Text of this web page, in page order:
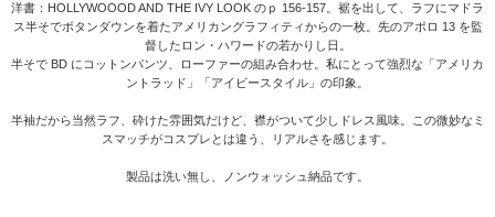
洋書：HOLLYWOOOD AND THE IVY LOOK のｐ 156-157。裾を出して、ラフにマドラ
ス半そでボタンダウンを着たアメリカングラフィティからの一枚。先のアポロ 13 を監
督したロン・ハワードの若かりし日。
半そで BD にコットンパンツ、ローファーの組み合わせ。私にとって強烈な「アメリカ
ントラッド」「アイビースタイル」の印象。
半袖だから当然ラフ、砕けた雰囲気だけど、襟がついて少しドレス風味。この微妙なミ
スマッチがコスプレとは違う、リアルさを感じます。
製品は洗い無し、ノンウォッシュ納品です。